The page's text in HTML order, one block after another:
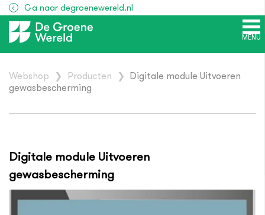
Ga naar degroenewereld.nl
MENU
Webshop ❯ Producten ❯ Digitale module Uitvoeren
gewasbescherming
Digitale module Uitvoeren
gewasbescherming